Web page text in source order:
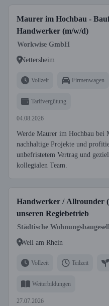
Maurer im Hochbau -
Handwerker (m/w/d)
Workwise GmbH
Nettersheim
Vollzeit Firmenwagen
Tarifvergütung
04.08.2026
Werde Maurer im Hochbau
nachhaltige Projekte und
unbefristetem Vertrag und
kollegialen Team.
Handwerker / Allrounder
unseren Regiebetrieb
Städtische
Weil am Rhein
Vollzeit Teilzeit
Weiterbildungen
27.07.2026